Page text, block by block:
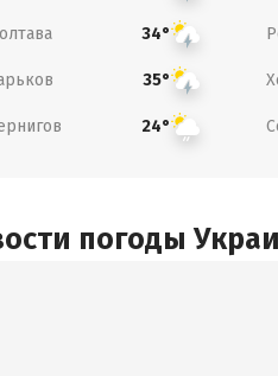
34°
35°
24°
погоды